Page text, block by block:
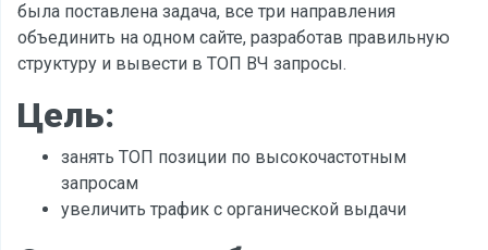
была поставлена задача, все три направления
объединить на одном сайте, разработав правильную
структуру и вывести в ТОП ВЧ запросы.
Цель:
занять ТОП позиции по высокочастотным
запросам
увеличить трафик с органической выдачи